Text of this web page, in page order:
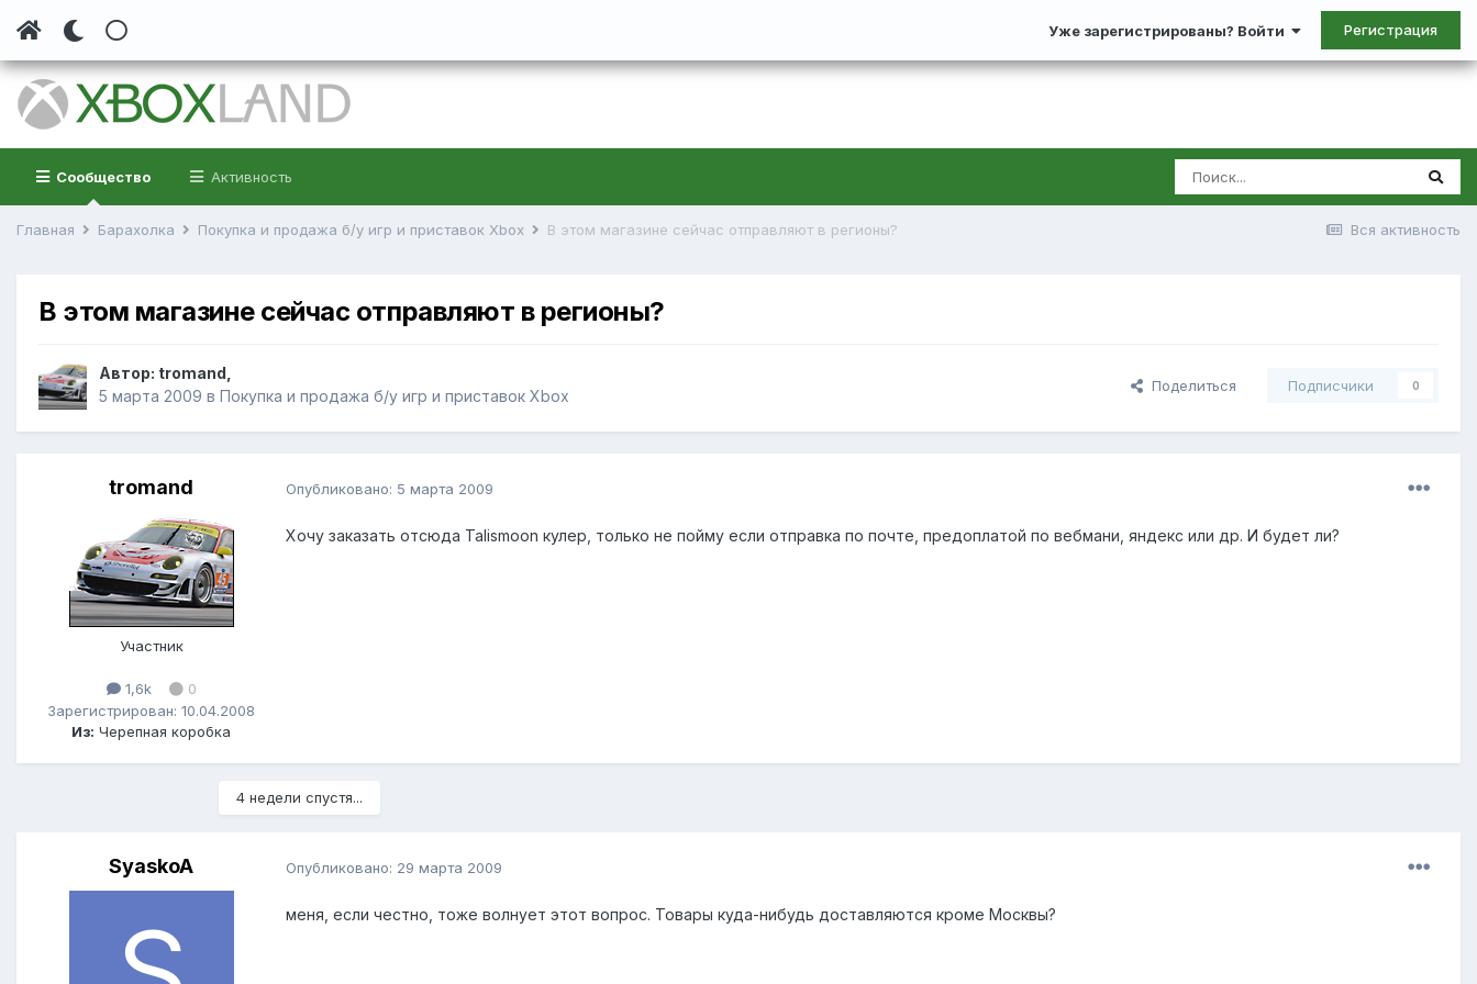
Уже зарегистрированы? Войти Регистрация
Сообщество Активность
Вся активность
Главная Барахолка Покупка и продажа б/у игр и приставок Xbox В этом магазине сейчас отправляют в регионы?
В этом магазине сейчас отправляют в регионы?
Автор: tromand
5 марта 2009 в Покупка и продажа б/у игр и приставок Xbox
Поделиться Подписчики 0
tromand
Участник
1,6k
0
Зарегистрирован: 10.04.2008
Из: Черепная коробка
Опубликовано: 5 марта 2009
Хочу заказать отсюда Talismoon кулер, только не пойму если отправка по почте, предоплатой по вебмани, яндекс или др. И будет ли?
4 недели спустя...
SyaskoA Опубликовано: 29 марта 2009
меня, если честно, тоже волнует этот вопрос. Товары куда-нибудь доставляются кроме Москвы?